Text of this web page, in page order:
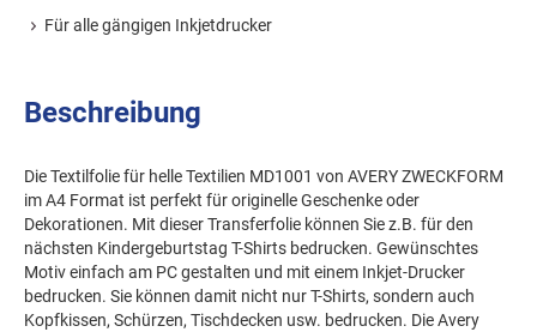
Für alle gängigen Inkjetdrucker
Beschreibung
Die Textilfolie für helle Textilien MD1001 von AVERY ZWECKFORM
im A4 Format ist perfekt für originelle Geschenke oder
Dekorationen. Mit dieser Transferfolie können Sie z.B. für den
nächsten Kindergeburtstag T-Shirts bedrucken. Gewünschtes
Motiv einfach am PC gestalten und mit einem Inkjet-Drucker
bedrucken. Sie können damit nicht nur T-Shirts, sondern auch
Kopfkissen, Schürzen, Tischdecken usw. bedrucken. Die Avery